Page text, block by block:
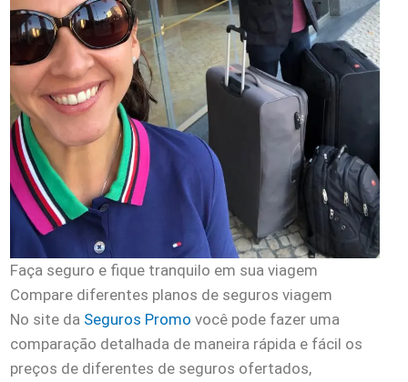
Faça seguro e fique tranquilo em sua viagem
Compare diferentes planos de seguros viagem
No site da Seguros Promo você pode fazer uma
comparação detalhada de maneira rápida e fácil os
preços de diferentes de seguros ofertados,